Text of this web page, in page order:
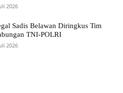
2026
Sadis Belawan Diringkus Tim
TNI-POLRI
2026